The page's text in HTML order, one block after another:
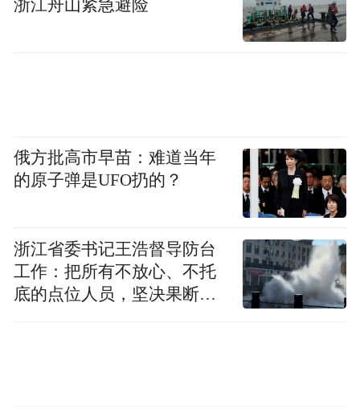
浙江舟山紧急避险
俄方批高市早苗：难道当年
的原子弹是UFO扔的？
浙江省委书记王浩督导防台
工作：把所有不放心、不托
底的点位人员，坚决果断转